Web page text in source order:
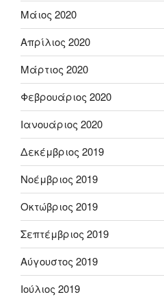
Μάιος 2020
Απρίλιος 2020
Μάρτιος 2020
Φεβρουάριος 2020
Ιανουάριος 2020
Δεκέμβριος 2019
Νοέμβριος 2019
Οκτώβριος 2019
Σεπτέμβριος 2019
Αύγουστος 2019
Ιούλιος 2019